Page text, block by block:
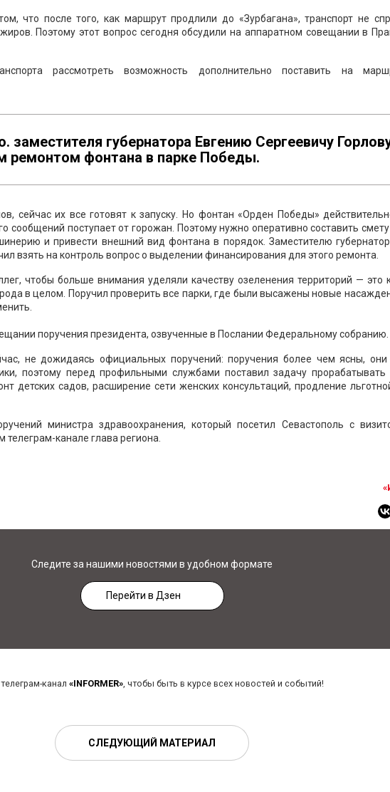
что после того, как маршрут продлили до «Зурбагана», транспорт не
Поэтому этот вопрос сегодня обсудили на аппаратном совещании в
рассмотреть возможность дополнительно поставить на
заместителя губернатора Евгению Сергеевичу
ремонтом фонтана в парке Победы.
сейчас их все готовят к запуску. Но фонтан «Орден Победы»
сообщений поступает от горожан. Поэтому нужно оперативно составить смету
и привести внешний вид фонтана в порядок. Заместителю
взять на контроль вопрос о выделении финансирования для этого ремонта.
чтобы больше внимания уделяли качеству озеленения территорий — это
в целом. Поручил проверить все парки, где были высажены новые
поручения президента, озвученные в Послании Федеральному собранию.
не дожидаясь официальных поручений: поручения более чем ясны,
поэтому перед профильными службами поставил задачу
детских садов, расширение сети женских консультаций, продление
министра здравоохранения, который посетил Севастополь с
канале глава региона.
Следите за нашими новостями в удобном формате
Перейти в Дзен
канал «INFORMER», чтобы быть в курсе всех новостей и событий!
СЛЕДУЮЩИЙ МАТЕРИАЛ